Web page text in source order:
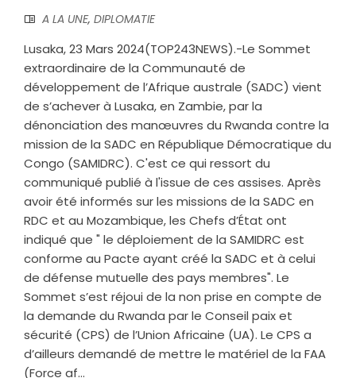
A LA UNE, DIPLOMATIE
Lusaka, 23 Mars 2024(TOP243NEWS).-Le Sommet
extraordinaire de la Communauté de
développement de l’Afrique australe (SADC) vient
de s’achever à Lusaka, en Zambie, par la
dénonciation des manœuvres du Rwanda contre la
mission de la SADC en République Démocratique du
Congo (SAMIDRC). C'est ce qui ressort du
communiqué publié à l'issue de ces assises. Après
avoir été informés sur les missions de la SADC en
RDC et au Mozambique, les Chefs d’État ont
indiqué que " le déploiement de la SAMIDRC est
conforme au Pacte ayant créé la SADC et à celui
de défense mutuelle des pays membres". Le
Sommet s’est réjoui de la non prise en compte de
la demande du Rwanda par le Conseil paix et
sécurité (CPS) de l’Union Africaine (UA). Le CPS a
d’ailleurs demandé de mettre le matériel de la FAA
(Force af...